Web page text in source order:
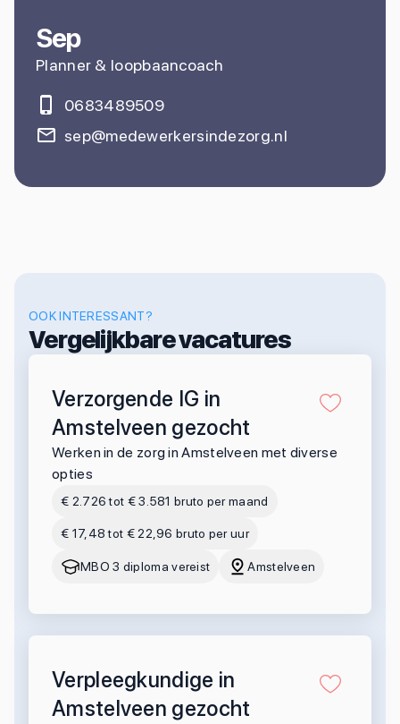
Sep
Planner & loopbaancoach
0683489509
sep@medewerkersindezorg.nl
OOK INTERESSANT?
Vergelijkbare vacatures
Verzorgende IG in
Amstelveen gezocht
Werken in de zorg in Amstelveen met diverse
opties
€ 2.726 tot € 3.581 bruto per maand
€ 17,48 tot € 22,96 bruto per uur
MBO 3 diploma vereist Amstelveen
Verpleegkundige in
Amstelveen gezocht